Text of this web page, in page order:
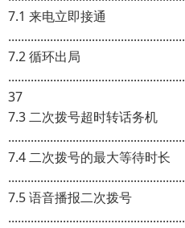
7.1 来电立即接通
7.2 循环出局
37
7.3 二次拨号超时转话务机
7.4 二次拨号的最大等待时长
7.5 语音播报二次拨号